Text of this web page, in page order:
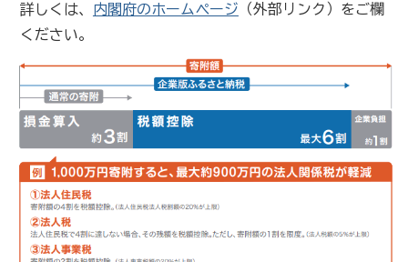
詳しくは、 内閣府のホームページ （外部リンク） をご欄
ください。